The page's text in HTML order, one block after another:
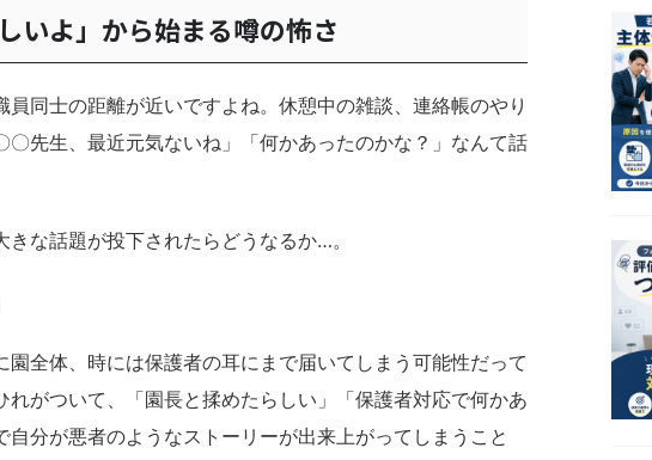
いよ」から始まる噂の怖さ
同士の距離が近いですよね。休憩中の雑談、連絡帳のやり
〇先生、最近元気ないね」「何かあったのかな？」なんて話
な話題が投下されたらどうなるか…。
園全体、時には保護者の耳にまで届いてしまう可能性だって
れがついて、「園長と揉めたらしい」「保護者対応で何かあ
自分が悪者のようなストーリーが出来上がってしまうこと